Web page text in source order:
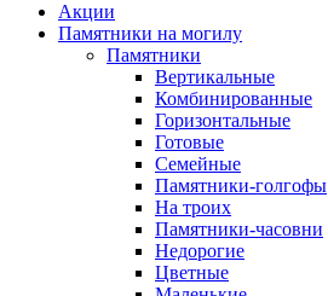
Акции
Памятники на могилу
Памятники
Вертикальные
Комбинированные
Горизонтальные
Готовые
Семейные
Памятники-голгофы
На троих
Памятники-часовни
Недорогие
Цветные